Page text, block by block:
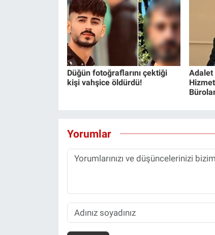
Düğün fotoğraflarını çektiği
kişi vahşice öldürdü!
Adalet
Yorumlar